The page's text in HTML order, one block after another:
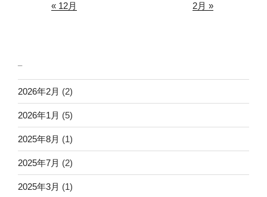
« 12月 2月 »
2026年2月 (2)
2026年1月 (5)
2025年8月 (1)
2025年7月 (2)
2025年3月 (1)